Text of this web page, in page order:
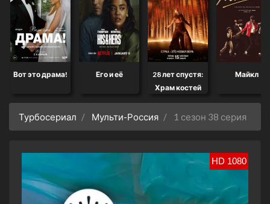
Вот это драма! Его и её
28 лет спустя:
Храм костей
Майкл
Турбосериал Мульти-Россия 1 сезон 38 серия
HD 1080